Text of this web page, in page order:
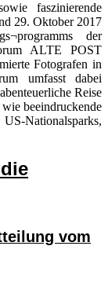
faszinierende
29. Oktober 2017
der
ALTE POST
Fotografen in
umfasst dabei
Reise
beeindruckende
Nationalsparks,
vom